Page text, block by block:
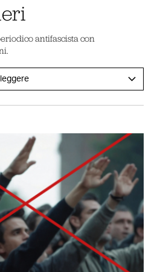
antifascista con